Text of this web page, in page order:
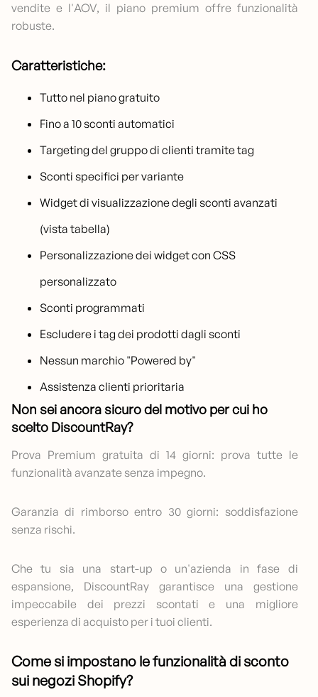
vendite e l'AOV, il piano premium offre funzionalità
robuste.
Caratteristiche:
Tutto nel piano gratuito
Fino a 10 sconti automatici
Targeting del gruppo di clienti tramite tag
Sconti specifici per variante
Widget di visualizzazione degli sconti avanzati
(vista tabella)
Personalizzazione dei widget con CSS
personalizzato
Sconti programmati
Escludere i tag dei prodotti dagli sconti
Nessun marchio "Powered by"
Assistenza clienti prioritaria
Non sei ancora sicuro del motivo per cui ho
scelto DiscountRay?
Prova Premium gratuita di 14 giorni: prova tutte le
funzionalità avanzate senza impegno.
Garanzia di rimborso entro 30 giorni: soddisfazione
senza rischi.
Che tu sia una start-up o un'azienda in fase di
espansione, DiscountRay garantisce una gestione
impeccabile dei prezzi scontati e una migliore
esperienza di acquisto per i tuoi clienti.
Come si impostano le funzionalità di sconto
sui negozi Shopify?